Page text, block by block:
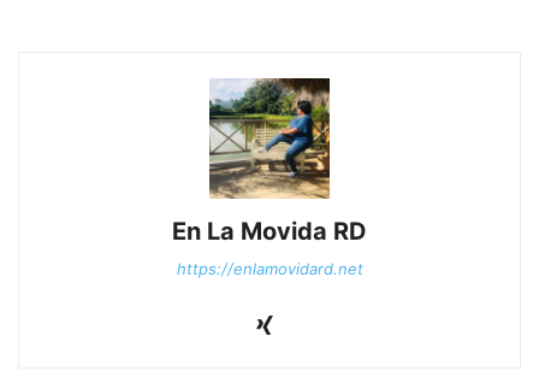
En La Movida RD
https://enlamovidard.net